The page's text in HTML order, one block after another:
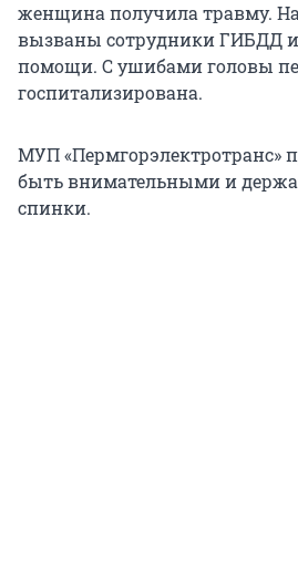
женщина получила травму.
вызваны сотрудники ГИБДД и
помощи. С ушибами головы
госпитализирована.
МУП «Пермгорэлектротранс»
быть внимательными и
спинки.